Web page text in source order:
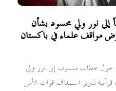
إلى نور ولي محسود بشأن
مواقف علماء في باكستان
حول خطاب منسوب إلى نور ولي
لتبرير استهداف قوات الأمن